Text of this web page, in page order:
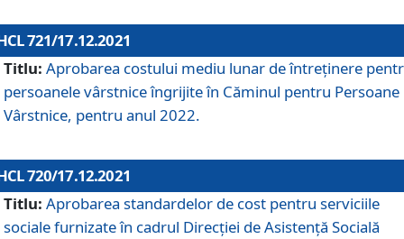
721/17.12.2021
Titlu: Aprobarea costului mediu lunar de întreţinere
persoanele vârstnice îngrijite în Căminul pentru Persoane
Vârstnice, pentru anul 2022.
720/17.12.2021
Titlu: Aprobarea standardelor de cost pentru serviciile
sociale furnizate în cadrul Direcției de Asistență Socială